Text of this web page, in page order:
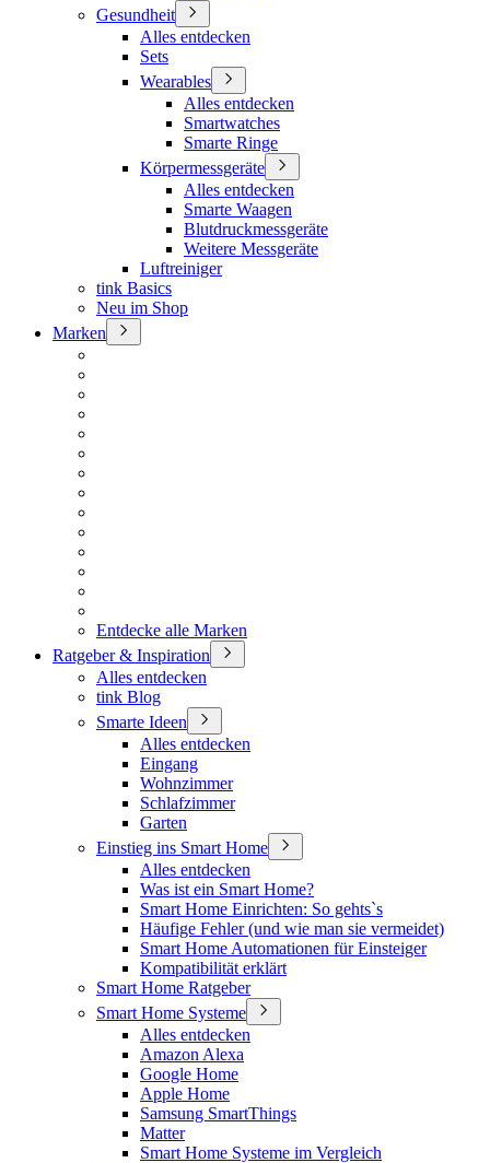
Gesundheit
Alles entdecken
Sets
Wearables
Alles entdecken
Smartwatches
Smarte Ringe
Körpermessgeräte
Alles entdecken
Smarte Waagen
Blutdruckmessgeräte
Weitere Messgeräte
Luftreiniger
tink Basics
Neu im Shop
Marken
Entdecke alle Marken
Ratgeber & Inspiration
Alles entdecken
tink Blog
Smarte Ideen
Alles entdecken
Eingang
Wohnzimmer
Schlafzimmer
Garten
Einstieg ins Smart Home
Alles entdecken
Was ist ein Smart Home?
Smart Home Einrichten: So gehts`s
Häufige Fehler (und wie man sie vermeidet)
Smart Home Automationen für Einsteiger
Kompatibilität erklärt
Smart Home Ratgeber
Smart Home Systeme
Alles entdecken
Amazon Alexa
Google Home
Apple Home
Samsung SmartThings
Matter
Smart Home Systeme im Vergleich